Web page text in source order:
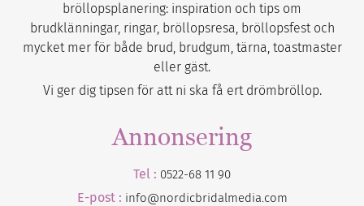
bröllopsplanering: inspiration och tips om
brudklänningar, ringar, bröllopsresa, bröllopsfest och
mycket mer för både brud, brudgum, tärna, toastmaster
eller gäst.
Vi ger dig tipsen för att ni ska få ert drömbröllop.
Annonsering
Tel : 0522-68 11 90
E-post : info@nordicbridalmedia.com